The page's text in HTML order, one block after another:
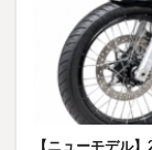
【ニューモデル